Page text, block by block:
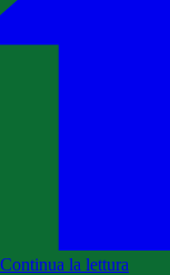
Continua la lettura